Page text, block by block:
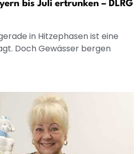
bis Juli ertrunken – DLRG
in Hitzephasen ist eine
Doch Gewässer bergen